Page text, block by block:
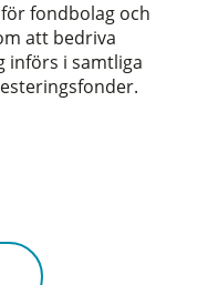
fondbolag och
att bedriva
införs i samtliga